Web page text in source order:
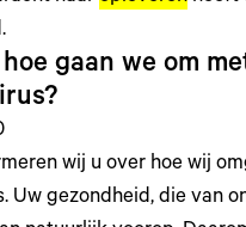
gaan we om
wij u over hoe wij
Uw gezondheid, die van